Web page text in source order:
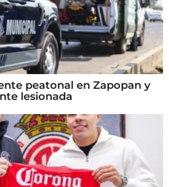
peatonal en Zapopan y
lesionada